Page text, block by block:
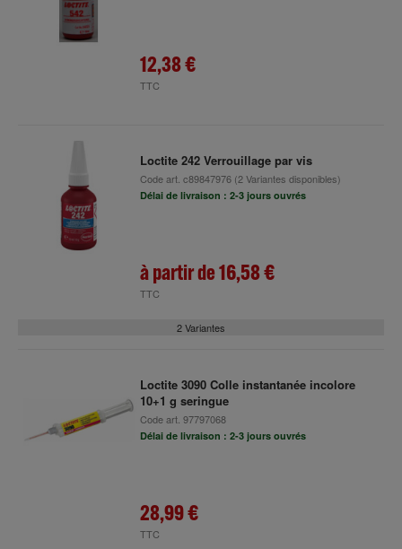
12,38 €
TTC
Loctite 242 Verrouillage par vis
Code art. c89847976(2 Variantes disponibles)
Délai de livraison : 2-3 jours ouvrés
à partir de16,58 €
TTC
2 Variantes
Loctite 3090 Colle instantanée incolore
10+1 g seringue
Code art. 97797068
Délai de livraison : 2-3 jours ouvrés
28,99 €
TTC